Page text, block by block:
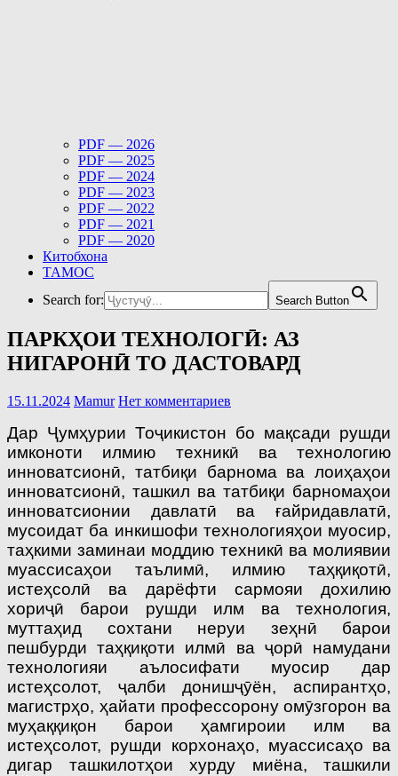
PDF — 2026
PDF — 2025
PDF — 2024
PDF — 2023
PDF — 2022
PDF — 2021
PDF — 2020
Китобхона
ТАМОС
Search for:
Search Button
ПАРКҲОИ ТЕХНОЛОГӢ: АЗ
НИГАРОНӢ ТО ДАСТОВАРД
15.11.2024 Mamur Нет комментариев
Дар Ҷумҳурии Тоҷикистон бо мақсади рушди
имконоти илмию техникӣ ва технологию
инноватсионӣ, татбиқи барнома ва лоиҳаҳои
инноватсионӣ, ташкил ва татбиқи барномаҳои
инноватсионии давлатӣ ва ғайридавлатӣ,
мусоидат ба инкишофи технологияҳои муосир,
таҳкими заминаи моддию техникӣ ва молиявии
муассисаҳои таълимӣ, илмию таҳқиқотӣ,
истеҳсолӣ ва дарёфти сармояи дохилию
хориҷӣ барои рушди илм ва технология,
муттаҳид сохтани неруи зеҳнӣ барои
пешбурди таҳқиқоти илмӣ ва ҷорӣ намудани
технологияи аълосифати муосир дар
истеҳсолот, ҷалби донишҷӯён, аспирантҳо,
магистрҳо, ҳайати профессорону омӯзгорон ва
муҳаққиқон барои ҳамгироии илм ва
истеҳсолот, рушди корхонаҳо, муассисаҳо ва
дигар ташкилотҳои хурду миёна, ташкили